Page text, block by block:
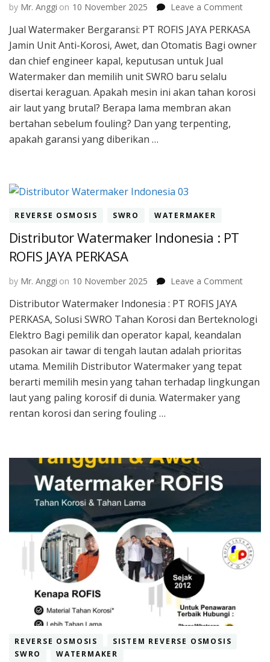
by Mr. Anggi on 10 November 2025 Leave a Commenton
Jual Watermaker Bergaransi: PT ROFIS JAYA PERKASA
Jamin Unit Anti-Korosi, Awet, dan Otomatis Bagi owner
dan chief engineer kapal, keputusan untuk Jual
Watermaker dan memilih unit SWRO baru selalu
disertai keraguan. Apakah mesin ini akan tahan korosi
air laut yang brutal? Berapa lama membran akan
bertahan sebelum fouling? Dan yang terpenting,
apakah garansi yang diberikan …
REVERSE OSMOSIS SWRO WATERMAKER
Distributor Watermaker Indonesia : PT
ROFIS JAYA PERKASA
by Mr. Anggi on 10 November 2025 Leave a Commenton
Distributor Watermaker Indonesia : PT ROFIS JAYA
PERKASA, Solusi SWRO Tahan Korosi dan Berteknologi
Elektro Bagi pemilik dan operator kapal, keandalan
pasokan air tawar di tengah lautan adalah prioritas
utama. Memilih Distributor Watermaker yang tepat
berarti memilih mesin yang tahan terhadap lingkungan
laut yang paling korosif di dunia. Watermaker yang
rentan korosi dan sering fouling …
REVERSE OSMOSIS
SISTEM REVERSE OSMOSIS
SWRO
WATERMAKER